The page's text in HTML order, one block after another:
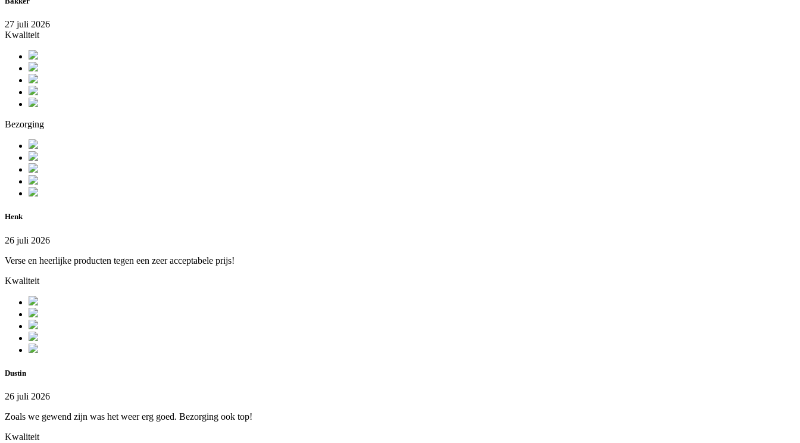
27 juli 2026
Kwaliteit
Bezorging
Henk
26 juli 2026
Verse en heerlijke producten tegen een zeer acceptabele prijs!
Kwaliteit
Dustin
26 juli 2026
Zoals we gewend zijn was het weer erg goed. Bezorging ook top!
Kwaliteit